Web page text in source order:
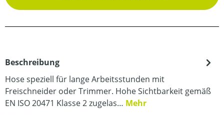
Beschreibung
Hose speziell für lange Arbeitsstunden mit
Freischneider oder Trimmer. Hohe Sichtbarkeit gemäß
EN ISO 20471 Klasse 2 zugelas… Mehr